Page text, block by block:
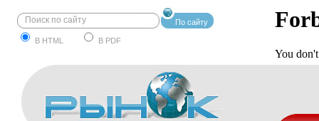
В HTML В PDF
По сайту